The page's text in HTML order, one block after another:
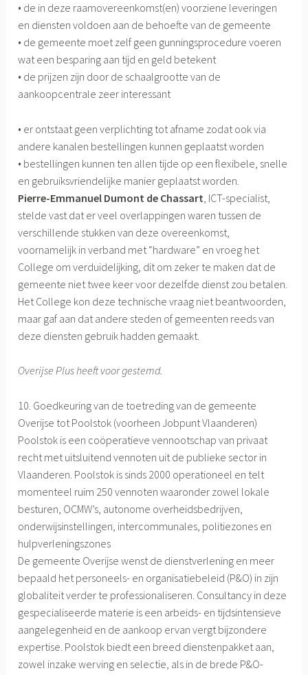
• de in deze raamovereenkomst(en) voorziene leveringen
en diensten voldoen aan de behoefte van de gemeente
• de gemeente moet zelf geen gunningsprocedure voeren
wat een besparing aan tijd en geld betekent
• de prijzen zijn door de schaalgrootte van de
aankoopcentrale zeer interessant
• er ontstaat geen verplichting tot afname zodat ook via
andere kanalen bestellingen kunnen geplaatst worden
• bestellingen kunnen ten allen tijde op een flexibele, snelle
en gebruiksvriendelijke manier geplaatst worden.
Pierre-Emmanuel Dumont de Chassart , ICT-specialist,
stelde vast dat er veel overlappingen waren tussen de
verschillende stukken van deze overeenkomst,
voornamelijk in verband met “hardware” en vroeg het
College om verduidelijking, dit om zeker te maken dat de
gemeente niet twee keer voor dezelfde dienst zou betalen.
Het College kon deze technische vraag niet beantwoorden,
maar gaf aan dat andere steden of gemeenten reeds van
deze diensten gebruik hadden gemaakt.
Overijse Plus heeft voor gestemd.
10. Goedkeuring van de toetreding van de gemeente
Overijse tot Poolstok (voorheen Jobpunt Vlaanderen)
Poolstok is een coöperatieve vennootschap van privaat
recht met uitsluitend vennoten uit de publieke sector in
Vlaanderen. Poolstok is sinds 2000 operationeel en telt
momenteel ruim 250 vennoten waaronder zowel lokale
besturen, OCMW’s, autonome overheidsbedrijven,
onderwijsinstellingen, intercommunales, politiezones en
hulpverleningszones
De gemeente Overijse wenst de dienstverlening en meer
bepaald het personeels- en organisatiebeleid (P&O) in zijn
globaliteit verder te professionaliseren. Consultancy in deze
gespecialiseerde materie is een arbeids- en tijdsintensieve
aangelegenheid en de aankoop ervan vergt bijzondere
expertise. Poolstok biedt een breed dienstenpakket aan,
zowel inzake werving en selectie, als in de brede P&O-